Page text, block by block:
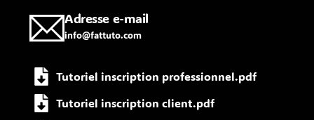
Adresse e-mail
info@fattuto.com
Tutoriel inscription professionnel.pdf
Tutoriel inscription client.pdf